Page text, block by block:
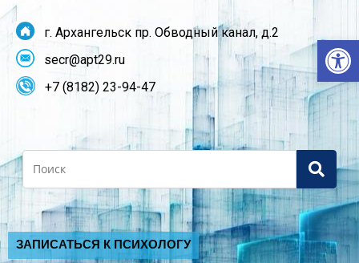
г. Архангельск пр. Обводный канал, д.2
secr@apt29.ru
+7 (8182) 23-94-47
Search
ЗАПИСАТЬСЯ К ПСИХОЛОГУ